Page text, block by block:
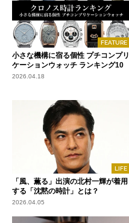
FEATURE
小さな機構に宿る個性 プチコンプリ
ケーションウォッチ ランキング10
2026.04.18
LIFE
「風、薫る」出演の北村一輝が着用
する「沈黙の時計」とは？
2026.04.05